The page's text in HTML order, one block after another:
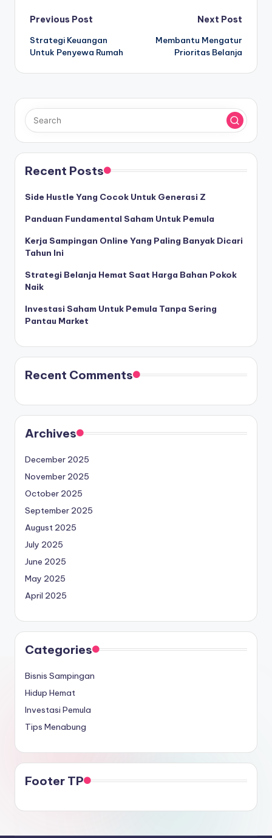
Post
navigation
Previous Post
Strategi Keuangan
Untuk Penyewa Rumah
Next Post
Membantu Mengatur
Prioritas Belanja
Recent Posts
Side Hustle Yang Cocok Untuk Generasi Z
Panduan Fundamental Saham Untuk Pemula
Kerja Sampingan Online Yang Paling Banyak Dicari
Tahun Ini
Strategi Belanja Hemat Saat Harga Bahan Pokok
Naik
Investasi Saham Untuk Pemula Tanpa Sering
Pantau Market
Recent Comments
Archives
December 2025
November 2025
October 2025
September 2025
August 2025
July 2025
June 2025
May 2025
April 2025
Categories
Bisnis Sampingan
Hidup Hemat
Investasi Pemula
Tips Menabung
Footer TP